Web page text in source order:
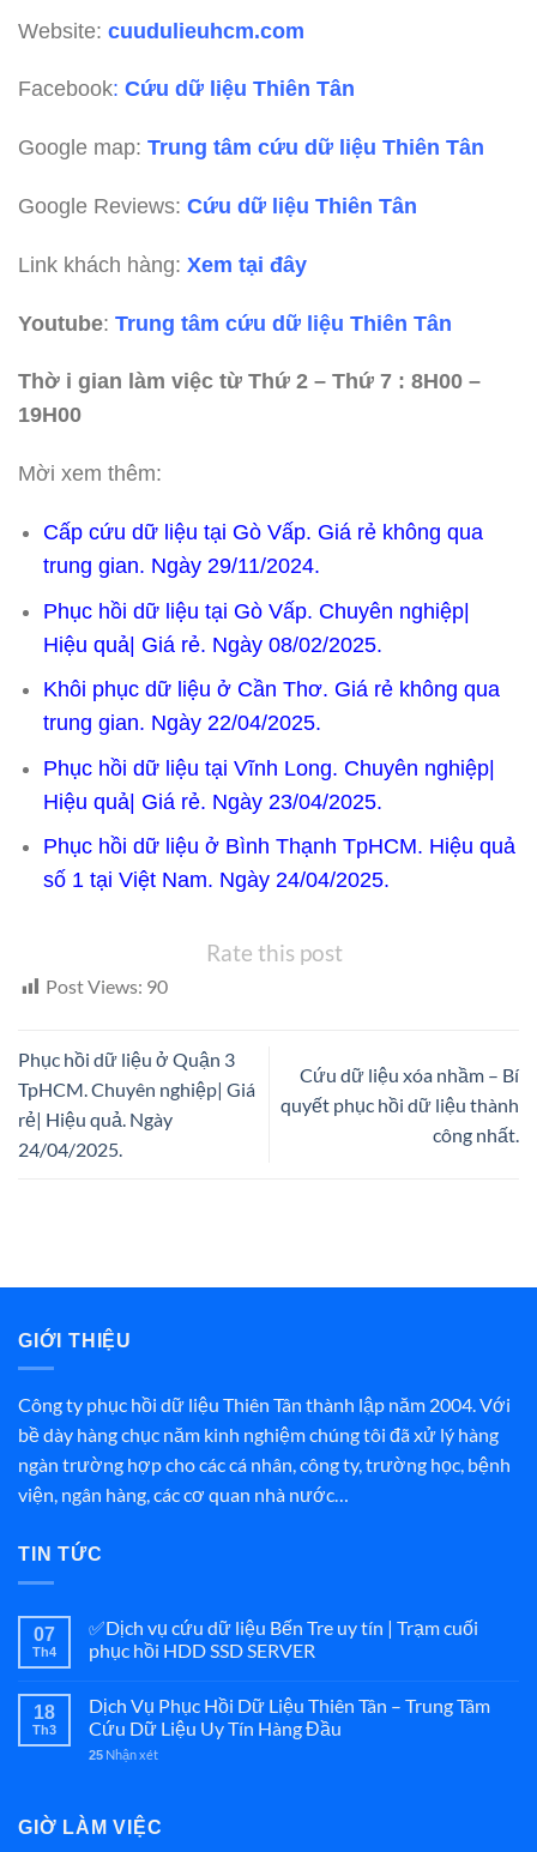
Website: cuudulieuhcm.com
Facebook: Cứu dữ liệu Thiên Tân
Google map: Trung tâm cứu dữ liệu Thiên Tân
Google Reviews: Cứu dữ liệu Thiên Tân
Link khách hàng: Xem tại đây
Youtube: Trung tâm cứu dữ liệu Thiên Tân
Thờ i gian làm việc từ Thứ 2 – Thứ 7 : 8H00 –
19H00
Mời xem thêm:
Cấp cứu dữ liệu tại Gò Vấp. Giá rẻ không qua
trung gian. Ngày 29/11/2024.
Phục hồi dữ liệu tại Gò Vấp. Chuyên nghiệp|
Hiệu quả| Giá rẻ. Ngày 08/02/2025.
Khôi phục dữ liệu ở Cần Thơ. Giá rẻ không qua
trung gian. Ngày 22/04/2025.
Phục hồi dữ liệu tại Vĩnh Long. Chuyên nghiệp|
Hiệu quả| Giá rẻ. Ngày 23/04/2025.
Phục hồi dữ liệu ở Bình Thạnh TpHCM. Hiệu quả
số 1 tại Việt Nam. Ngày 24/04/2025.
Rate this post
Post Views: 90
Phục hồi dữ liệu ở Quận 3
TpHCM. Chuyên nghiệp| Giá
rẻ| Hiệu quả. Ngày
24/04/2025.
Cứu dữ liệu xóa nhầm – Bí
quyết phục hồi dữ liệu thành
công nhất.
GIỚI THIỆU
Công ty phục hồi dữ liệu Thiên Tân thành lập năm 2004. Với
bề dày hàng chục năm kinh nghiệm chúng tôi đã xử lý hàng
ngàn trường hợp cho các cá nhân, công ty, trường học, bệnh
viện, ngân hàng, các cơ quan nhà nước…
TIN TỨC
07
Th4
✅Dịch vụ cứu dữ liệu Bến Tre uy tín | Trạm cuối
phục hồi HDD SSD SERVER
18
Th3
Dịch Vụ Phục Hồi Dữ Liệu Thiên Tân – Trung Tâm
Cứu Dữ Liệu Uy Tín Hàng Đầu
25 Nhận xét
GIỜ LÀM VIỆC